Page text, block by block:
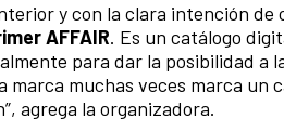
y con la clara intención
AFFAIR. Es un catálogo
para dar la posibilidad
marca muchas veces marca un
agrega la organizadora.